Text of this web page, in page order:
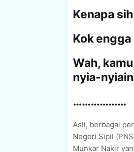
Kenapa
Kok
Wah,
nyia-
………………
Asli, berbagai
Negeri Sipil
Munkar Nakir